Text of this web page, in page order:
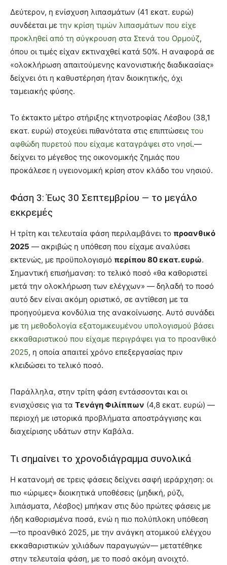
Δεύτερον, η ενίσχυση λιπασμάτων (41 εκατ. ευρώ)
συνδέεται με την κρίση τιμών λιπασμάτων που είχε
προκληθεί από τη σύγκρουση στα Στενά του Ορμούζ,
όπου οι τιμές είχαν εκτιναχθεί κατά 50%. Η αναφορά σε
«ολοκλήρωση απαιτούμενης κανονιστικής διαδικασίας»
δείχνει ότι η καθυστέρηση ήταν διοικητικής, όχι
ταμειακής φύσης.
Το έκτακτο μέτρο στήριξης κτηνοτροφίας Λέσβου (38,1
εκατ. ευρώ) στοχεύει πιθανότατα στις επιπτώσεις του
αφθώδη πυρετού που είχαμε καταγράψει στο νησί.—
δείχνει το μέγεθος της οικονομικής ζημιάς που
προκάλεσε η υγειονομική κρίση στον κλάδο του νησιού.
Φάση 3: Έως 30 Σεπτεμβρίου — το μεγάλο
εκκρεμές
Η τρίτη και τελευταία φάση περιλαμβάνει το προανθικό
2025 — ακριβώς η υπόθεση που είχαμε αναλύσει
εκτενώς, με προϋπολογισμό περίπου 80 εκατ. ευρώ.
Σημαντική επισήμανση: το τελικό ποσό «θα καθοριστεί
μετά την ολοκλήρωση των ελέγχων» — δηλαδή το ποσό
αυτό δεν είναι ακόμη οριστικό, σε αντίθεση με τα
προηγούμενα κονδύλια της ανακοίνωσης. Αυτό συνάδει
με τη μεθοδολογία εξατομικευμένου υπολογισμού βάσει
εκκαθαριστικού που είχαμε περιγράψει για το προανθικό
2025, η οποία απαιτεί χρόνο επεξεργασίας πριν
κλειδώσει το τελικό ποσό.
Παράλληλα, στην τρίτη φάση εντάσσονται και οι
ενισχύσεις για τα Τενάγη Φιλίππων (4,8 εκατ. ευρώ) —
περιοχή με ιστορικά προβλήματα αποστράγγισης και
διαχείρισης υδάτων στην Καβάλα.
Τι σημαίνει το χρονοδιάγραμμα συνολικά
Η κατανομή σε τρεις φάσεις δείχνει σαφή ιεράρχηση: οι
πιο «ώριμες» διοικητικά υποθέσεις (μηδική, ρύζι,
λιπάσματα, Λέσβος) μπήκαν στις δύο πρώτες φάσεις με
ήδη καθορισμένα ποσά, ενώ η πιο πολύπλοκη υπόθεση
—το προανθικό 2025, με την ανάγκη ατομικού ελέγχου
εκκαθαριστικών χιλιάδων παραγωγών— μετατέθηκε
στην τελευταία φάση, με το ποσό ακόμη ανοιχτό.